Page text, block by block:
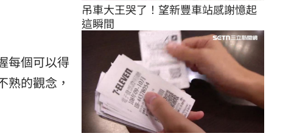
每個可以得
的觀念，
吊車大王哭了！望新豐車站感謝憶起
這瞬間